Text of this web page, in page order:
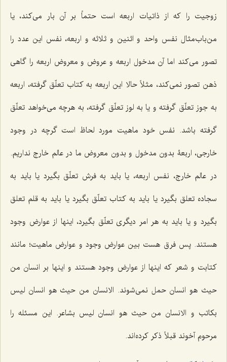
زوجیت را که از ذاتیات اربعه است حتماً بر آن بار می‌کند، یا
من‌باب‌مثال نفس واحد و اثنین و ثلاثه و اربعه، نفس این عدد را
تصور می‌کند اما آن مدخول اربعه و عروض و معروض اربعه را گاهی
ذهن تصور نمی‌کند، مثلاً حالا این اربعه به کتاب تعلّق گرفته، اربعه
به جوز تعلّق گرفته و یا به لوز تعلّق گرفته، به هرچه می‌خواهد تعلّق
گرفته باشد. نفس خود ماهیت مورد لحاظ است گرچه در وجود
خارجی، اربعۀ بدون مدخول و بدون معروض ما در عالم خارج نداریم.
در عالم خارج، نفس اربعه، یا باید به فرش تعلّق بگیرد یا باید به
سجاده تعلق بگیرد یا باید به کتاب تعلّق بگیرد یا باید به قلم تعلق
بگیرد و یا باید به هر امر دیگری تعلّق بگیرد، اینها از عوارض وجود
هستند. پس فرق هست بین عوارض وجود و عوارض ماهیت؛ مانند
کتابت و شعر که اینها از عوارض وجود هستند و اینها بر انسان من
حیث هو انسان حمل نمی‌شوند. الانسان من حیث هو انسان لیس
بکاتب و الانسان من حیث هو انسان لیس بشاعر. این مسئله را
مرحوم آخوند قبلاً ذکر کرده‌اند.